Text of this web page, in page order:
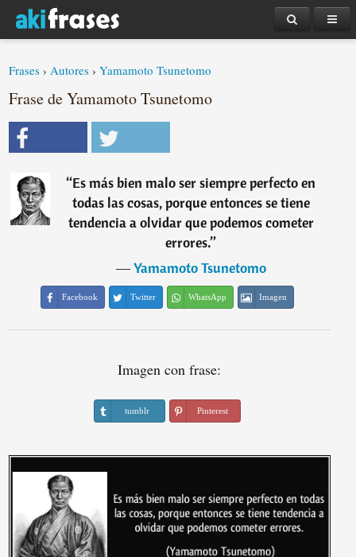
Frases ›Autores ›Yamamoto Tsunetomo
Frase de Yamamoto Tsunetomo
“Es más bien malo ser siempre perfecto en
todas las cosas, porque entonces se tiene
tendencia a olvidar que podemos cometer
errores.”
―Yamamoto Tsunetomo
Facebook Twitter WhatsApp Imagen
Imagen con frase:
tumblr Pinterest